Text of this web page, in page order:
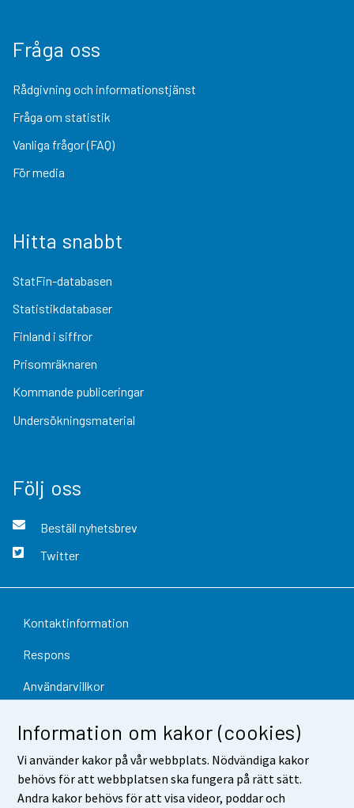
Information om kakor (cookies)
Vi använder kakor på vår webbplats. Nödvändiga kakor
behövs för att webbplatsen ska fungera på rätt sätt.
Andra kakor behövs för att visa videor, poddar och
Fråga oss
Rådgivning och informationstjänst
Fråga om statistik
Vanliga frågor (FAQ)
För media
Hitta snabbt
StatFin-databasen
Statistikdatabaser
Finland i siffror
Prisomräknaren
Kommande publiceringar
Undersökningsmaterial
Följ oss
Beställ nyhetsbrev
Twitter
Kontaktinformation
Respons
Användarvillkor
Information om webbplatsen